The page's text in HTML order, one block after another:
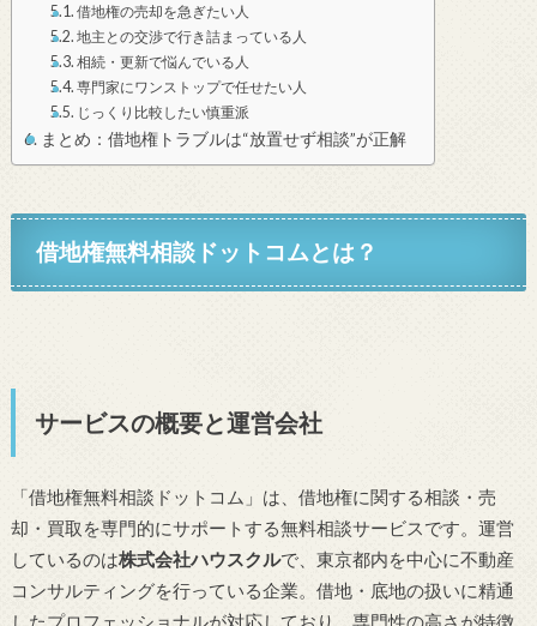
借地権の売却を急ぎたい人
地主との交渉で行き詰まっている人
相続・更新で悩んでいる人
専門家にワンストップで任せたい人
じっくり比較したい慎重派
まとめ：借地権トラブルは“放置せず相談”が正解
借地権無料相談ドットコムとは？
サービスの概要と運営会社
「借地権無料相談ドットコム」は、借地権に関する相談・売
却・買取を専門的にサポートする無料相談サービスです。運営
しているのは株式会社ハウスクルで、東京都内を中心に不動産
コンサルティングを行っている企業。借地・底地の扱いに精通
したプロフェッショナルが対応しており、専門性の高さが特徴